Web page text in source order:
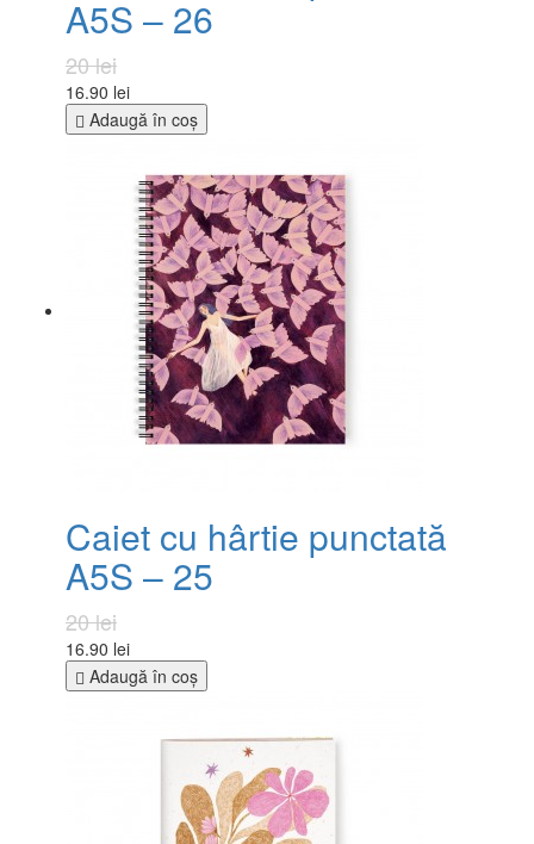
A5S – 26
20 lei
16.90 lei
Adaugă în coş
Caiet cu hârtie punctată
A5S – 25
20 lei
16.90 lei
Adaugă în coş